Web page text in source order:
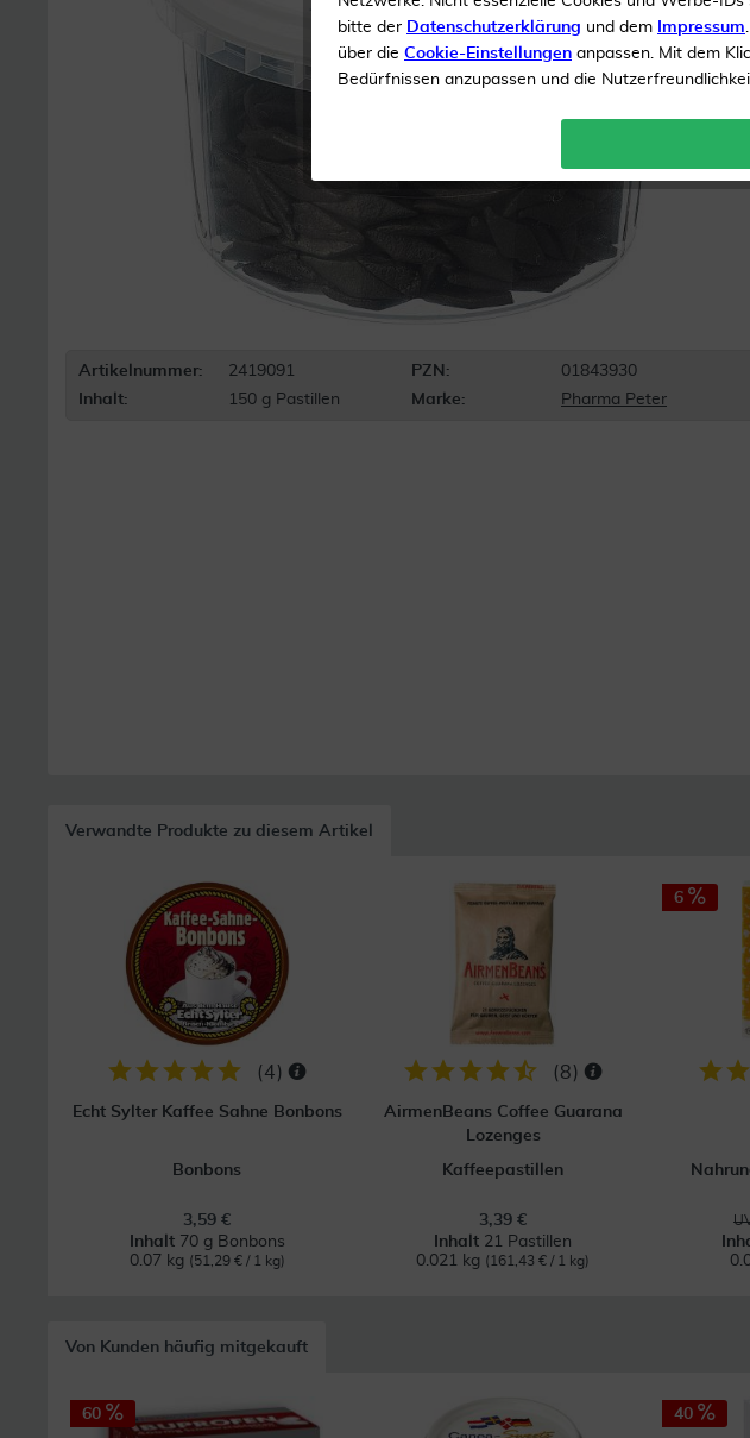
Artikelnummer: 2419091 PZN:
01843930
Inhalt:
150 g Pastillen Marke: Pharma Peter
Verwandte Produkte zu diesem Artikel
(4)
Echt Sylter Kaffee Sahne Bonbons
Bonbons
3,59 €
Inhalt 70 g Bonbons
0.07 kg (51,29 € / 1 kg)
(8)
AirmenBeans Coffee Guarana
Lozenges
Kaffeepastillen
3,39 €
Inhalt 21 Pastillen
0.021 kg (161,43 € / 1 kg)
6
Von Kunden häufig mitgekauft
60 40
bitte der Datenschutzerklärung und dem Impressum
über die Cookie-Einstellungen anpassen. Mit dem
Bedürfnissen anzupassen und die